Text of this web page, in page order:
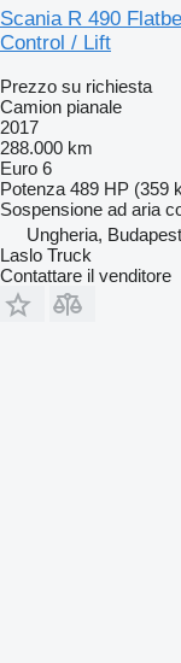
Scania R 490
Control / Lift
Prezzo su richiesta
Camion pianale
2017
288.000 km
Euro 6
Potenza 489 HP (359
Sospensione ad aria
Ungheria, Budapest
Laslo Truck
Contattare il venditore